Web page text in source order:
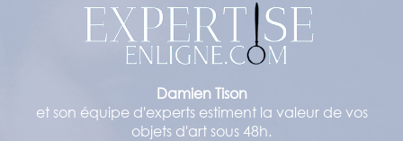
Damien Tison
et son équipe d'experts estiment la valeur de vos
objets d'art sous 48h.